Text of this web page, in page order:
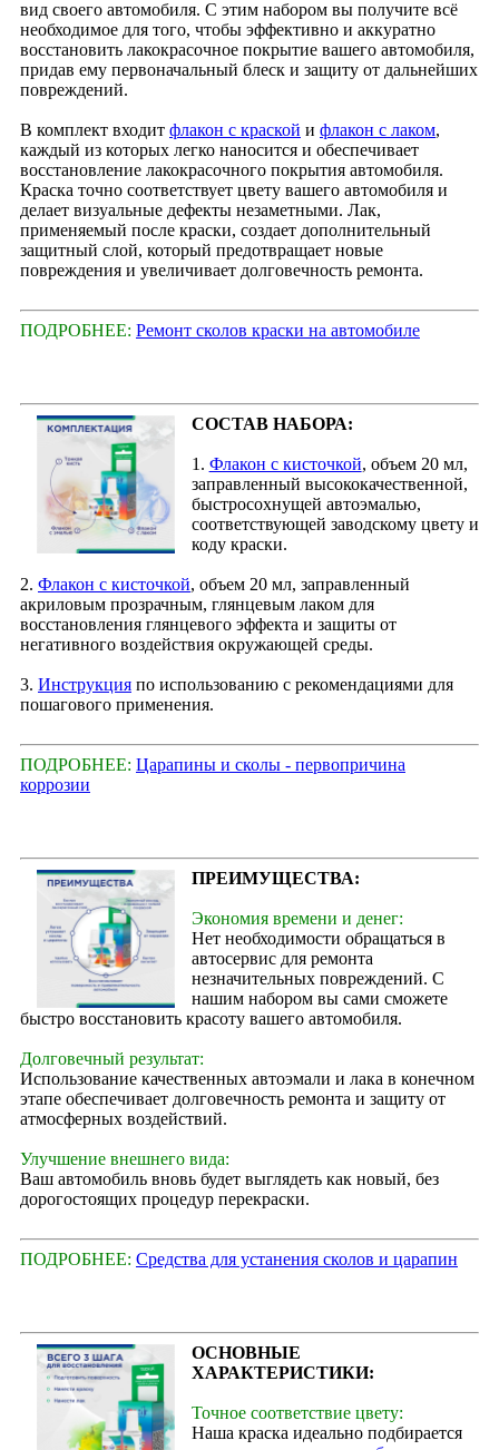
вид своего автомобиля. С этим набором вы получите всё
необходимое для того, чтобы эффективно и аккуратно
восстановить лакокрасочное покрытие вашего автомобиля,
придав ему первоначальный блеск и защиту от дальнейших
повреждений.
В комплект входит флакон с краской и флакон с лаком,
каждый из которых легко наносится и обеспечивает
восстановление лакокрасочного покрытия автомобиля.
Краска точно соответствует цвету вашего автомобиля и
делает визуальные дефекты незаметными. Лак,
применяемый после краски, создает дополнительный
защитный слой, который предотвращает новые
повреждения и увеличивает долговечность ремонта.
ПОДРОБНЕЕ: Ремонт сколов краски на автомобиле
СОСТАВ НАБОРА:
1. Флакон с кисточкой, объем 20 мл,
заправленный высококачественной,
быстросохнущей автоэмалью,
соответствующей заводскому цвету и
коду краски.
2. Флакон с кисточкой, объем 20 мл, заправленный
акриловым прозрачным, глянцевым лаком для
восстановления глянцевого эффекта и защиты от
негативного воздействия окружающей среды.
3. Инструкция по использованию с рекомендациями для
пошагового применения.
ПОДРОБНЕЕ: Царапины и сколы - первопричина
коррозии
ПРЕИМУЩЕСТВА:
Экономия времени и денег:
Нет необходимости обращаться в
автосервис для ремонта
незначительных повреждений. С
нашим набором вы сами сможете
быстро восстановить красоту вашего автомобиля.
Долговечный результат:
Использование качественных автоэмали и лака в конечном
этапе обеспечивает долговечность ремонта и защиту от
атмосферных воздействий.
Улучшение внешнего вида:
Ваш автомобиль вновь будет выглядеть как новый, без
дорогостоящих процедур перекраски.
ПОДРОБНЕЕ: Средства для устанения сколов и царапин
ОСНОВНЫЕ
ХАРАКТЕРИСТИКИ:
Точное соответствие цвету:
Наша краска идеально подбирается